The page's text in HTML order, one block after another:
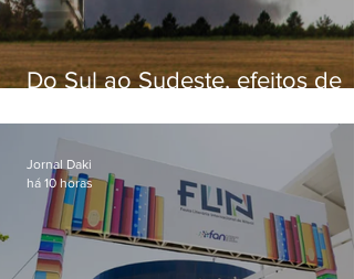
Do Sul ao Sudeste, efeitos de
apreensão na população
Jornal Daki
há 10 horas